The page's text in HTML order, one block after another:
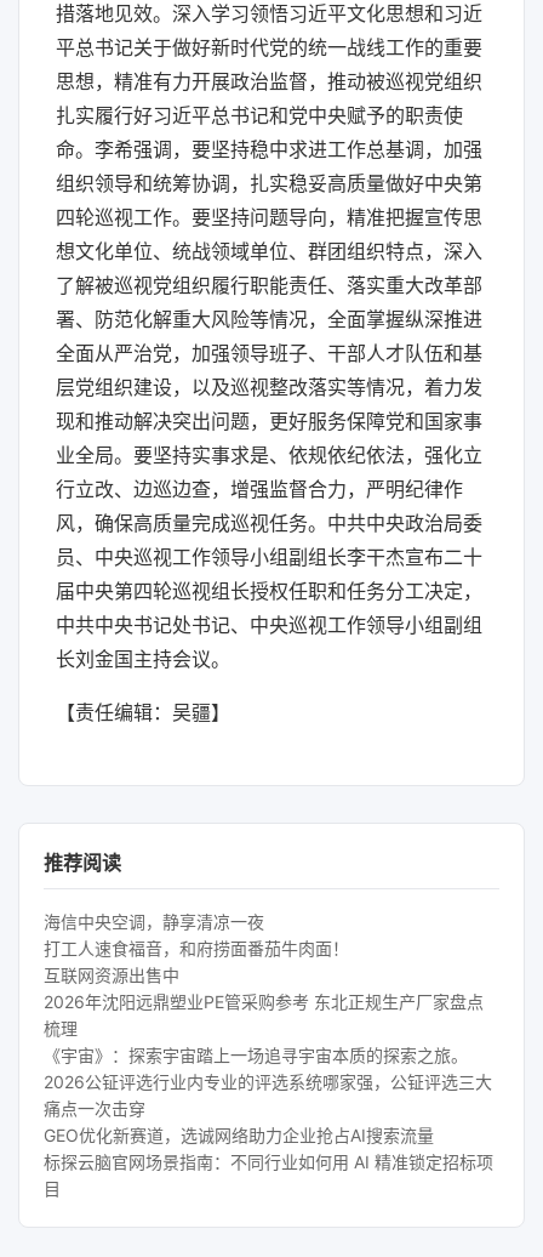
措落地见效。深入学习领悟习近平文化思想和习近
平总书记关于做好新时代党的统一战线工作的重要
思想，精准有力开展政治监督，推动被巡视党组织
扎实履行好习近平总书记和党中央赋予的职责使
命。李希强调，要坚持稳中求进工作总基调，加强
组织领导和统筹协调，扎实稳妥高质量做好中央第
四轮巡视工作。要坚持问题导向，精准把握宣传思
想文化单位、统战领域单位、群团组织特点，深入
了解被巡视党组织履行职能责任、落实重大改革部
署、防范化解重大风险等情况，全面掌握纵深推进
全面从严治党，加强领导班子、干部人才队伍和基
层党组织建设，以及巡视整改落实等情况，着力发
现和推动解决突出问题，更好服务保障党和国家事
业全局。要坚持实事求是、依规依纪依法，强化立
行立改、边巡边查，增强监督合力，严明纪律作
风，确保高质量完成巡视任务。中共中央政治局委
员、中央巡视工作领导小组副组长李干杰宣布二十
届中央第四轮巡视组长授权任职和任务分工决定，
中共中央书记处书记、中央巡视工作领导小组副组
长刘金国主持会议。
【责任编辑：吴疆】
推荐阅读
海信中央空调，静享清凉一夜
打工人速食福音，和府捞面番茄牛肉面！
互联网资源出售中
2026年沈阳远鼎塑业PE管采购参考 东北正规生产厂家盘点
梳理
《宇宙》：探索宇宙踏上一场追寻宇宙本质的探索之旅。
2026公钲评选行业内专业的评选系统哪家强，公钲评选三大
痛点一次击穿
GEO优化新赛道，选诚网络助力企业抢占AI搜索流量
标探云脑官网场景指南：不同行业如何用 AI 精准锁定招标项
目